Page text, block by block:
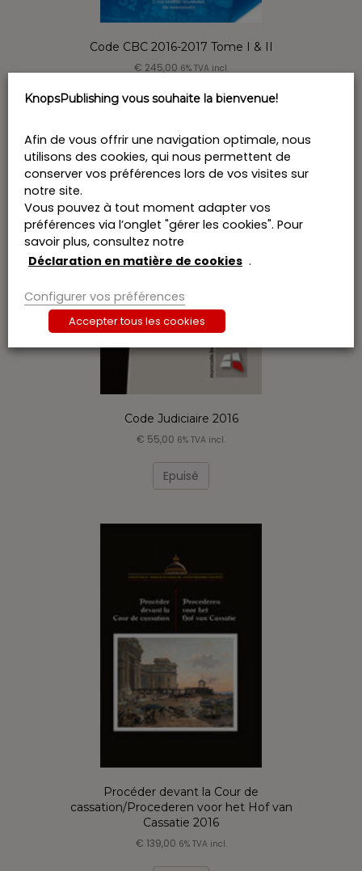
Code CBC 2016-2017 Tome I & II
€ 245,00 6% TVA incl.
Epuisé
Code Judiciaire 2016
€ 55,00 6% TVA incl.
Epuisé
Procéder devant la Cour de
cassation/Procederen voor het Hof van
Cassatie 2016
€ 139,00 6% TVA incl.
KnopsPublishing vous souhaite la bienvenue!
Afin de vous offrir une navigation optimale, nous
utilisons des cookies, qui nous permettent de
conserver vos préférences lors de vos visites sur
notre site.
Vous pouvez à tout moment adapter vos
préférences via l’onglet "gérer les cookies". Pour
savoir plus, consultez notre
Déclaration en matière de cookies .
Configurer vos préférences
Accepter tous les cookies